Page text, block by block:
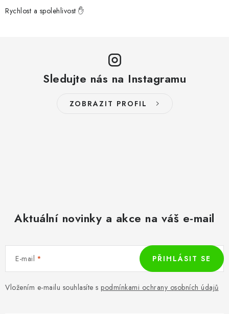
Rychlost a spolehlivost ✋
Sledujte nás na Instagramu
ZOBRAZIT PROFIL
Aktuální novinky a akce na váš e-mail
E-mail
Vložením e-mailu souhlasíte s podmínkami ochrany osobních údajů
PŘIHLÁSIT SE